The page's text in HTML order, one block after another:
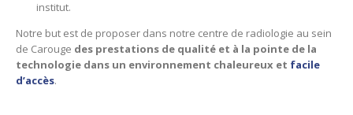
institut.
Notre but est de proposer dans notre centre de radiologie au sein
de Carouge des prestations de qualité et à la pointe de la
technologie dans un environnement chaleureux et facile
d’accès.